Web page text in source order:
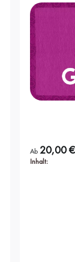
Inhalt:
Regulärer Preis:
Ab20,00 €